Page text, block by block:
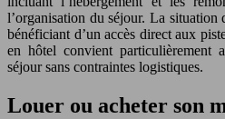
l’organisation du séjour. La situation
bénéficiant d’un accès direct aux
en hôtel convient particulièrement
séjour sans contraintes logistiques.
Louer ou acheter son